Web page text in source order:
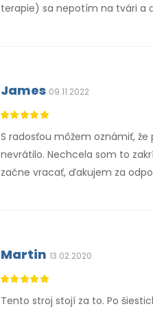
terapie) sa nepotím na tvári a
James 09.11.2022
S radosťou môžem oznámiť,
nevrátilo. Nechcela som to
začne vracať, ďakujem za
Martin 13.02.2020
Tento stroj stojí za to. Po